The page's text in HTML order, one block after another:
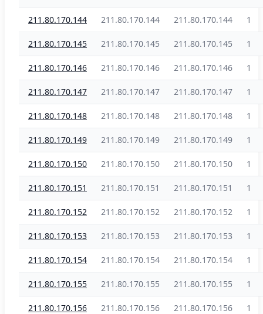
211.80.170.144 211.80.170.144 211.80.170.144 1
211.80.170.145 211.80.170.145 211.80.170.145 1
211.80.170.146 211.80.170.146 211.80.170.146 1
211.80.170.147 211.80.170.147 211.80.170.147 1
211.80.170.148 211.80.170.148 211.80.170.148 1
211.80.170.149 211.80.170.149 211.80.170.149 1
211.80.170.150 211.80.170.150 211.80.170.150 1
211.80.170.151 211.80.170.151 211.80.170.151 1
211.80.170.152 211.80.170.152 211.80.170.152 1
211.80.170.153 211.80.170.153 211.80.170.153 1
211.80.170.154 211.80.170.154 211.80.170.154 1
211.80.170.155 211.80.170.155 211.80.170.155 1
211.80.170.156 211.80.170.156 211.80.170.156 1